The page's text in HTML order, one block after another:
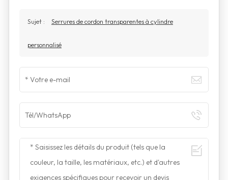
Sujet : Serrures de cordon transparentes à cylindre
personnalisé